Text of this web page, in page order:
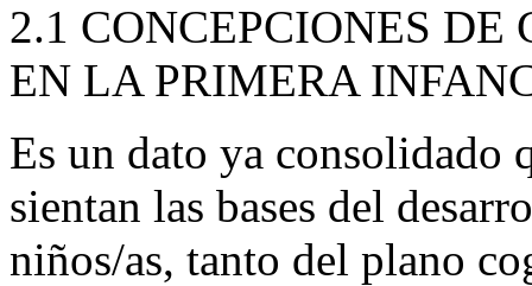
2.1 CONCEPCIONES
EN LA PRIMERA
Es un dato ya consolidado
sientan las bases del
niños/as, tanto del plano